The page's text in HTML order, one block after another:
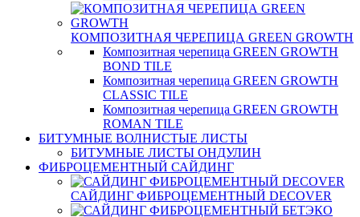
КОМПОЗИТНАЯ ЧЕРЕПИЦА GREEN GROWTH
Композитная черепица GREEN GROWTH
BOND TILE
Композитная черепица GREEN GROWTH
CLASSIC TILE
Композитная черепица GREEN GROWTH
ROMAN TILE
БИТУМНЫЕ ВОЛНИСТЫЕ ЛИСТЫ
БИТУМНЫЕ ЛИСТЫ ОНДУЛИН
ФИБРОЦЕМЕНТНЫЙ САЙДИНГ
САЙДИНГ ФИБРОЦЕМЕНТНЫЙ DECOVER